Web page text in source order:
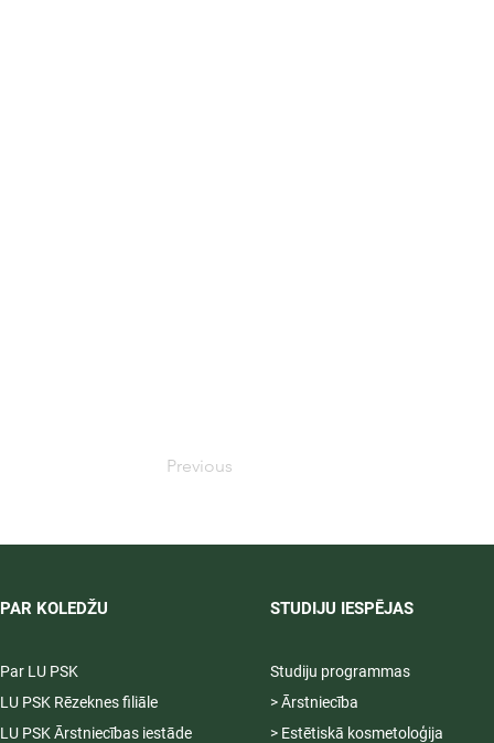
Previous
PAR KOLEDŽU
Par LU PSK
LU PSK Rēzeknes filiāle
LU PSK Ārstniecības iestāde
STUDIJU IESPĒJAS
Studiju programmas
> Ārstniecība
> Estētiskā kosmetoloģija